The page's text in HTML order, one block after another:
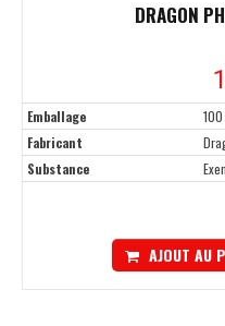
DRAGON
Emballage
Fabricant
Substance
AJOUT AU